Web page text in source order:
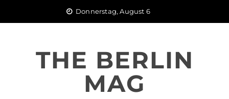
Donnerstag, August 6
THE BERLIN
MAG